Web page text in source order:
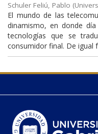
Schuler Feliú, Pablo (
El mundo de las
dinamismo, en donde
tecnologías que se
consumidor final. De igual